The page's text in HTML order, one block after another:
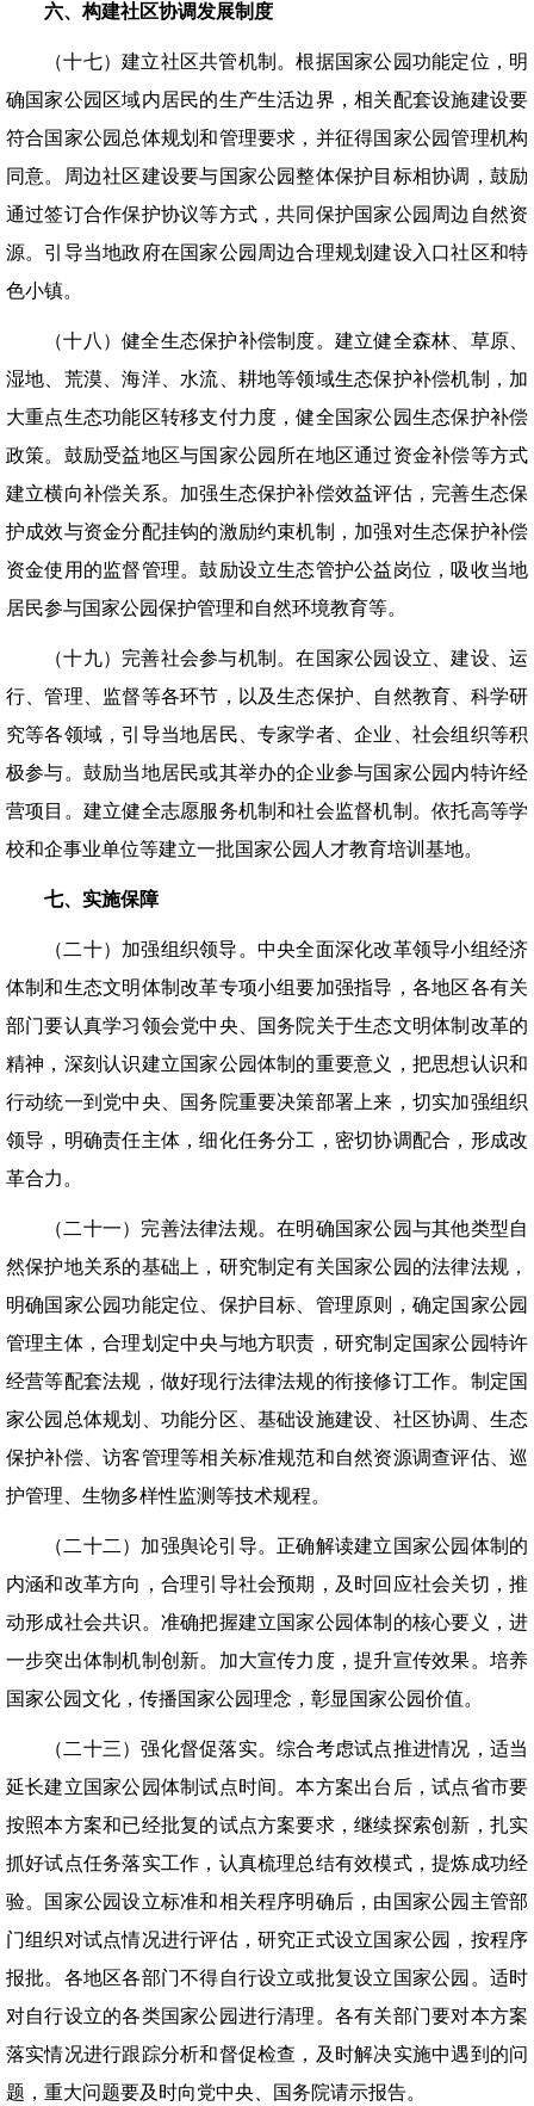
六、构建社区协调发展制度
（十七）建立社区共管机制。根据国家公园功能定位，明
确国家公园区域内居民的生产生活边界，相关配套设施建设要
符合国家公园总体规划和管理要求，并征得国家公园管理机构
同意。周边社区建设要与国家公园整体保护目标相协调，鼓励
通过签订合作保护协议等方式，共同保护国家公园周边自然资
源。引导当地政府在国家公园周边合理规划建设入口社区和特
色小镇。
（十八）健全生态保护补偿制度。建立健全森林、草原、
湿地、荒漠、海洋、水流、耕地等领域生态保护补偿机制，加
大重点生态功能区转移支付力度，健全国家公园生态保护补偿
政策。鼓励受益地区与国家公园所在地区通过资金补偿等方式
建立横向补偿关系。加强生态保护补偿效益评估，完善生态保
护成效与资金分配挂钩的激励约束机制，加强对生态保护补偿
资金使用的监督管理。鼓励设立生态管护公益岗位，吸收当地
居民参与国家公园保护管理和自然环境教育等。
（十九）完善社会参与机制。在国家公园设立、建设、运
行、管理、监督等各环节，以及生态保护、自然教育、科学研
究等各领域，引导当地居民、专家学者、企业、社会组织等积
极参与。鼓励当地居民或其举办的企业参与国家公园内特许经
营项目。建立健全志愿服务机制和社会监督机制。依托高等学
校和企事业单位等建立一批国家公园人才教育培训基地。
七、实施保障
（二十）加强组织领导。中央全面深化改革领导小组经济
体制和生态文明体制改革专项小组要加强指导，各地区各有关
部门要认真学习领会党中央、国务院关于生态文明体制改革的
精神，深刻认识建立国家公园体制的重要意义，把思想认识和
行动统一到党中央、国务院重要决策部署上来，切实加强组织
领导，明确责任主体，细化任务分工，密切协调配合，形成改
革合力。
（二十一）完善法律法规。在明确国家公园与其他类型自
然保护地关系的基础上，研究制定有关国家公园的法律法规，
明确国家公园功能定位、保护目标、管理原则，确定国家公园
管理主体，合理划定中央与地方职责，研究制定国家公园特许
经营等配套法规，做好现行法律法规的衔接修订工作。制定国
家公园总体规划、功能分区、基础设施建设、社区协调、生态
保护补偿、访客管理等相关标准规范和自然资源调查评估、巡
护管理、生物多样性监测等技术规程。
（二十二）加强舆论引导。正确解读建立国家公园体制的
内涵和改革方向，合理引导社会预期，及时回应社会关切，推
动形成社会共识。准确把握建立国家公园体制的核心要义，进
一步突出体制机制创新。加大宣传力度，提升宣传效果。培养
国家公园文化，传播国家公园理念，彰显国家公园价值。
（二十三）强化督促落实。综合考虑试点推进情况，适当
延长建立国家公园体制试点时间。本方案出台后，试点省市要
按照本方案和已经批复的试点方案要求，继续探索创新，扎实
抓好试点任务落实工作，认真梳理总结有效模式，提炼成功经
验。国家公园设立标准和相关程序明确后，由国家公园主管部
门组织对试点情况进行评估，研究正式设立国家公园，按程序
报批。各地区各部门不得自行设立或批复设立国家公园。适时
对自行设立的各类国家公园进行清理。各有关部门要对本方案
落实情况进行跟踪分析和督促检查，及时解决实施中遇到的问
题，重大问题要及时向党中央、国务院请示报告。